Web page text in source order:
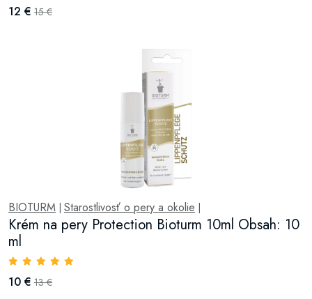
12 € 15 €
BIOTURM | Starostlivosť o pery a okolie |
Krém na pery Protection Bioturm 10ml Obsah: 10
ml
10 € 13 €